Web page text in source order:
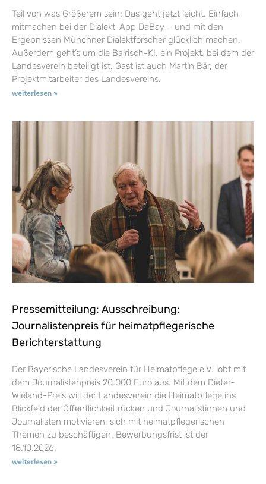
Teil von was Größerem sein: Das geht jetzt leicht. Einfach
mitmachen bei der Dialekt-App DaBay – und mit den
Ergebnissen Münchner Dialektforscher glücklich machen.
Außerdem geht’s um die Bairisch-KI, ein Projekt, bei dem der
Landesverein beteiligt ist. Gast ist auch Martin Bär, der
Projektmitarbeiter des Landesvereins.
weiterlesen »
Pressemitteilung: Ausschreibung:
Journalistenpreis für heimatpflegerische
Berichterstattung
Der Bayerische Landesverein für Heimatpflege e.V. lobt mit
dem Journalistenpreis 20.000 Euro aus. Mit dem Dieter-
Wieland-Preis will der Landesverein die Heimatpflege ins
Blickfeld der Öffentlichkeit rücken und Journalistinnen und
Journalisten motivieren, sich mit heimatpflegerischen
Themen zu beschäftigen. Bewerbungsfrist ist der
18.10.2026.
weiterlesen »